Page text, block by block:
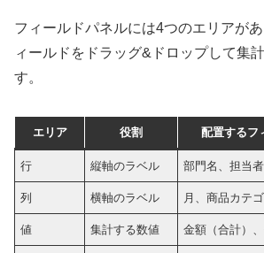
フィールドパネルには4つのエリアが
ィールドをドラッグ&ドロップして集
す。
エリア 役割 配置するフ
行 縦軸のラベル 部門名、担当
列 横軸のラベル 月、商品カテ
値 集計する数値 金額（合計）